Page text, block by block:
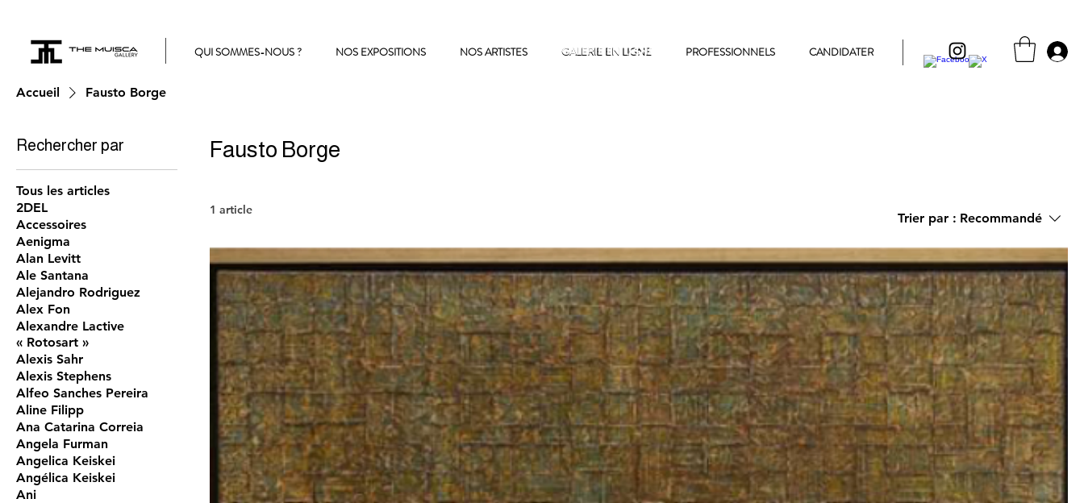
QUI SOMMES-NOUS ? NOS EXPOSITIONS NOS ARTISTES GALERIE EN LIGNE PROFESSIONNELS CANDIDATER
GALERIE EN LIGNE
Accueil Fausto Borge
Rechercher par
Tous les articles
2DEL
Accessoires
Aenigma
Alan Levitt
Ale Santana
Alejandro Rodriguez
Alex Fon
Alexandre Lactive
« Rotosart »
Alexis Sahr
Alexis Stephens
Alfeo Sanches Pereira
Aline Filipp
Ana Catarina Correia
Angela Furman
Angelica Keiskei
Angélica Keiskei
Ani
Fausto Borge
1 article
Trier par : Recommandé